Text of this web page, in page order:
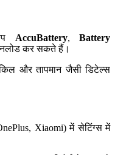
AccuBattery, Battery
कर सकते हैं।
और तापमान जैसी डिटेल्स
Xiaomi) में सेटिंग्स में